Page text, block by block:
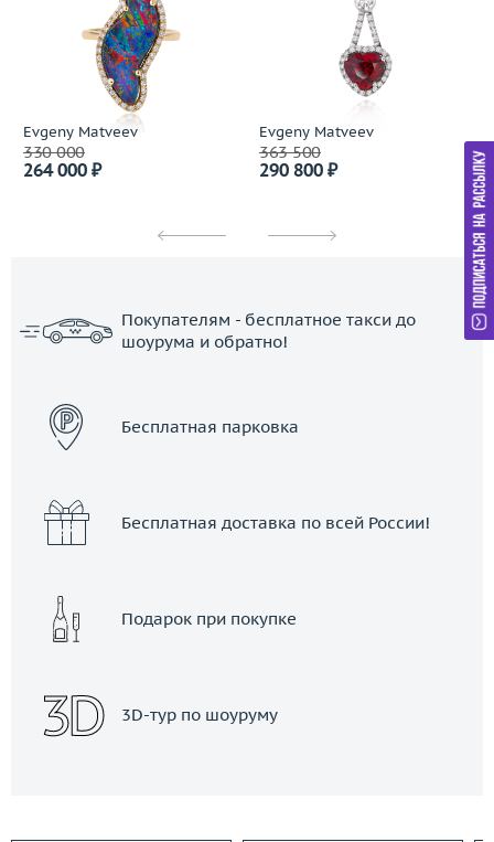
Evgeny Matveev
330 000
264 000 ₽
Evgeny Matveev
363 500
290 800 ₽
Покупателям - бесплатное такси до
шоурума и обратно!
Бесплатная парковка
Бесплатная доставка по всей России!
Подарок при покупке
3D-тур по шоуруму